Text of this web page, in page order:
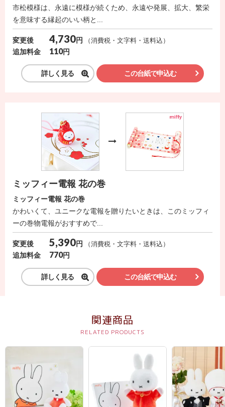
市松模様は、永遠に模様が続くため、永遠や発展、拡大、繁栄
を意味する縁起のいい柄と...
変更後 4,730円
（消費税・文字料・送料込）
追加料金
110円
詳しく見る この台紙で申込む
ミッフィー電報 花の巻
ミッフィー電報 花の巻
かわいくて、ユニークな電報を贈りたいときは、このミッフィ
ーの巻物電報がおすすめで...
変更後 5,390円
（消費税・文字料・送料込）
追加料金
770円
詳しく見る この台紙で申込む
関連商品